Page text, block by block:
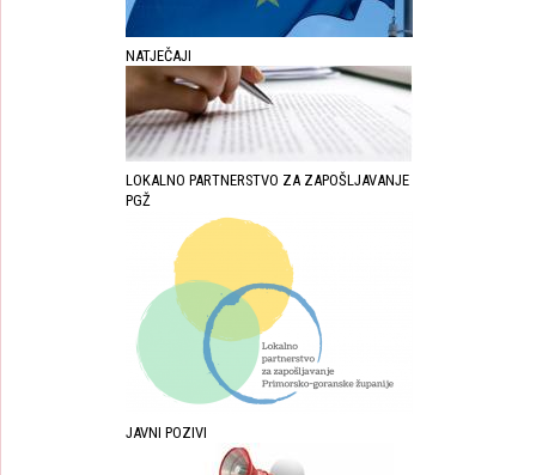
NATJEČAJI
LOKALNO PARTNERSTVO ZA ZAPOŠLJAVANJE
PGŽ
JAVNI POZIVI